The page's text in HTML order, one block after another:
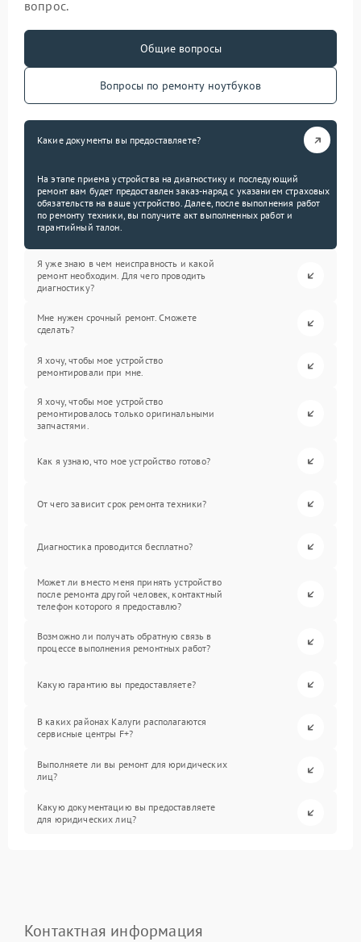
вопрос.
Общие вопросы
Вопросы по ремонту ноутбуков
Какие документы вы предоставляете?
На этапе приема устройства на диагностику и последующий
ремонт вам будет предоставлен заказ-наряд с указанием страховых
обязательств на ваше устройство. Далее, после выполнения работ
по ремонту техники, вы получите акт выполненных работ и
гарантийный талон.
Я уже знаю в чем неисправность и какой
ремонт необходим. Для чего проводить
диагностику?
Мне нужен срочный ремонт. Сможете
сделать?
Я хочу, чтобы мое устройство
ремонтировали при мне.
Я хочу, чтобы мое устройство
ремонтировалось только оригинальными
запчастями.
Как я узнаю, что мое устройство готово?
От чего зависит срок ремонта техники?
Диагностика проводится бесплатно?
Может ли вместо меня принять устройство
после ремонта другой человек, контактный
телефон которого я предоставлю?
Возможно ли получать обратную связь в
процессе выполнения ремонтных работ?
Какую гарантию вы предоставляете?
В каких районах Калуги располагаются
сервисные центры F+?
Выполняете ли вы ремонт для юридических
лиц?
Какую документацию вы предоставляете
для юридических лиц?
Контактная информация